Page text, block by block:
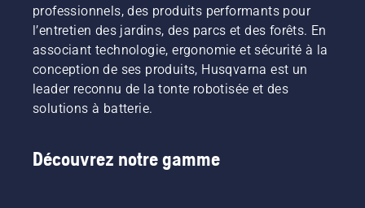
professionnels, des produits performants pour
l’entretien des jardins, des parcs et des forêts. En
associant technologie, ergonomie et sécurité à la
conception de ses produits, Husqvarna est un
leader reconnu de la tonte robotisée et des
solutions à batterie.
Découvrez notre gamme